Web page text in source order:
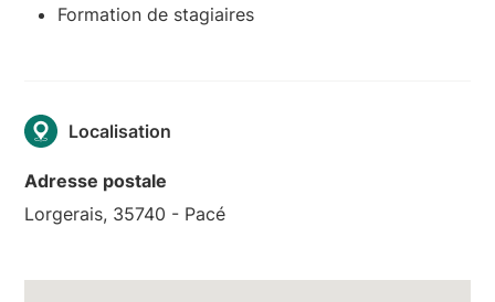
Formation de stagiaires
Localisation
Adresse postale
Lorgerais, 35740 - Pacé